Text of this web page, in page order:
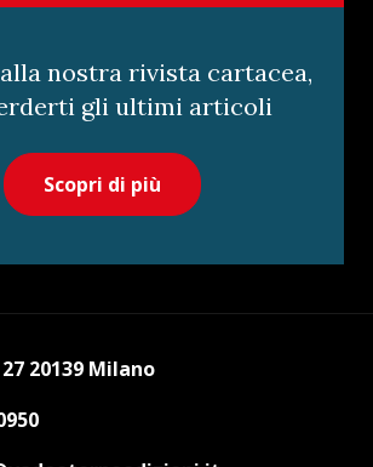
nostra rivista cartacea,
gli ultimi articoli
Scopri di più
20139 Milano